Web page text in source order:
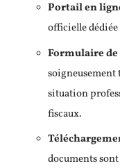
Portail en
officielle
Formulaire de
soigneusement
situation
fiscaux.
documents